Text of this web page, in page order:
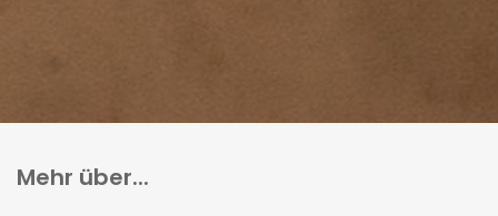
Mehr über...